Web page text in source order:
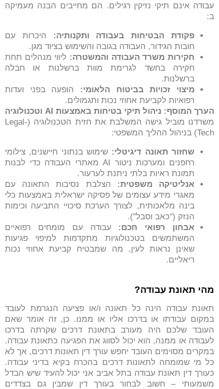
עבודה אינם תיקי נזיקין רגילים. הם מחייבים הבנה מעמיקה
ב:
פקודת הבטיחות בעבודה ותקנותיה: היכרות עם
חובות הגידור, העבודה בגובה והשימוש בציוד מגן.
חקירות משרד העבודה והמשטרה: ליווי מנהלים תחת
חקירה בחשד לגרימת מוות ברשלנות או חבלה
ברשלנות.
מיצוי זכויות בביטוח הלאומי: הופעה בפני ועדות
רפואיות לקביעת אחוזי נכות ותגמולים.
הערך המוסף: ניהול תיקי בטיחות באמצעות
וטכנולוגיה
משרדנו מוביל גישה המשלבת את חזית הטכנולוגיה (Legal-
Tech) בניהול ההליך המשפטי:
שחזור תאונה דיגיטלי: שימוש בנתוני חיישנים, צילומי
רחפנים ומערכות ניטור AI מאתרי העבודה כדי לבנות
תמונת ראיות בלתי ניתנת לערעור.
אנליטיקה משפטית: הצלבת נסיבות התאונה עם
מאגרי מידע עצומים של פסיקה ישראלית באמצעות כלי
בינה מלאכותית, לצורך הערכת סיכויי התביעה וכימות
הנזק ("כאב וסבל").
אבחון רפואי חכם: עבודה עם מומחים רפואיים
המשתמשים בטכנולוגיות מתקדמות למיפוי פגיעות
שאינן נראות לעין, מה שמבטיח קביעת אחוזי נכות
ריאליים.
מהי תאונת עבודה?
תאונת עבודה הינה כל תאונה ו/או פציעה הנגרמת לעובד
במקום עבודתו או בדרכו אליו או ממנו. כן, זה אומר שאם
העובד שלכם היה מעורב בתאונת דרכים שקרתה בדרכו
לעבודה או ממנה, הוא יכול לסווג את הפגיעה כתאונת עבודה.
במקרים מסוימים העובד יחפש עורך דין תאונות דרכים, אך לא
כל מי שמומחה לתאונות דרכים בהכרח בקיא בדיני עבודה.
כעורך דין תאונת עבודה בתל אביב אני יכול להעיד שיש הבדל
משמעותי – חשוב לבחור בעורך דין שמבין גם בצדדים